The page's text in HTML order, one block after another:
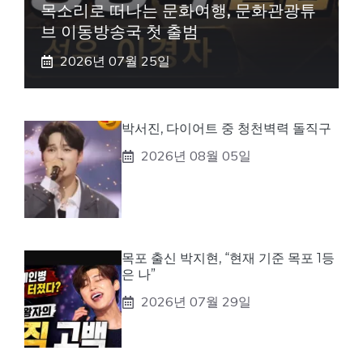
목소리로 떠나는 문화여행, 문화관광튜
브 이동방송국 첫 출범
2026년 07월 25일
박서진, 다이어트 중 청천벽력 돌직구
2026년 08월 05일
목포 출신 박지현, “현재 기준 목포 1등
은 나”
2026년 07월 29일